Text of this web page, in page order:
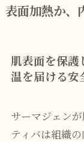
表面加熱か、
肌表面を保
温を届ける安
サーマジェン
ティバは組織